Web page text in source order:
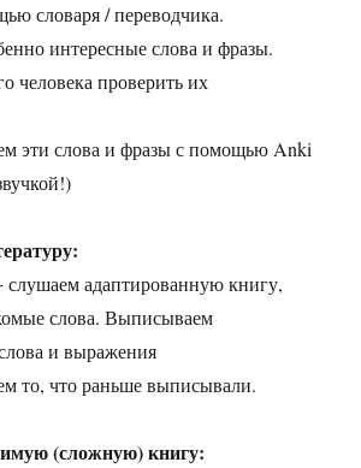
словаря / переводчика.
интересные слова и фразы.
человека проверить их
эти слова и фразы с помощью Anki
слушаем адаптированную книгу,
слова. Выписываем
и выражения
то, что раньше выписывали.
(сложную) книгу: